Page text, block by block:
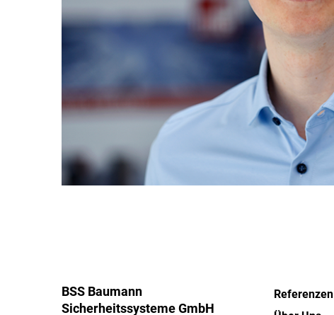
BSS Baumann
Sicherheitssysteme GmbH
Referenzen